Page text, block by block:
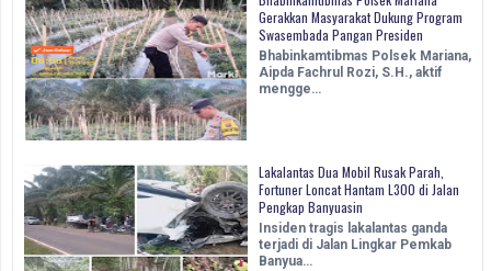
Gerakkan Masyarakat Dukung Program
Swasembada Pangan Presiden
Bhabinkamtibmas Polsek Mariana,
Aipda Fachrul Rozi, S.H., aktif
mengge…
Lakalantas Dua Mobil Rusak Parah,
Fortuner Loncat Hantam L300 di Jalan
Pengkap Banyuasin
Insiden tragis lakalantas ganda
terjadi di Jalan Lingkar Pemkab
Banyua…